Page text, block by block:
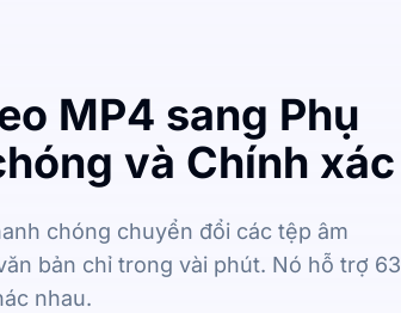
MP4 sang Phụ
và Chính xác
chóng chuyển đổi các tệp âm
bản chỉ trong vài phút. Nó hỗ trợ 63
nhau.